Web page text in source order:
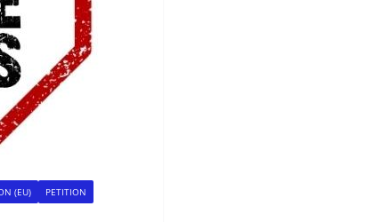
(EU) PETITION